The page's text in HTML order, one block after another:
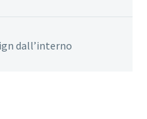
dall’interno